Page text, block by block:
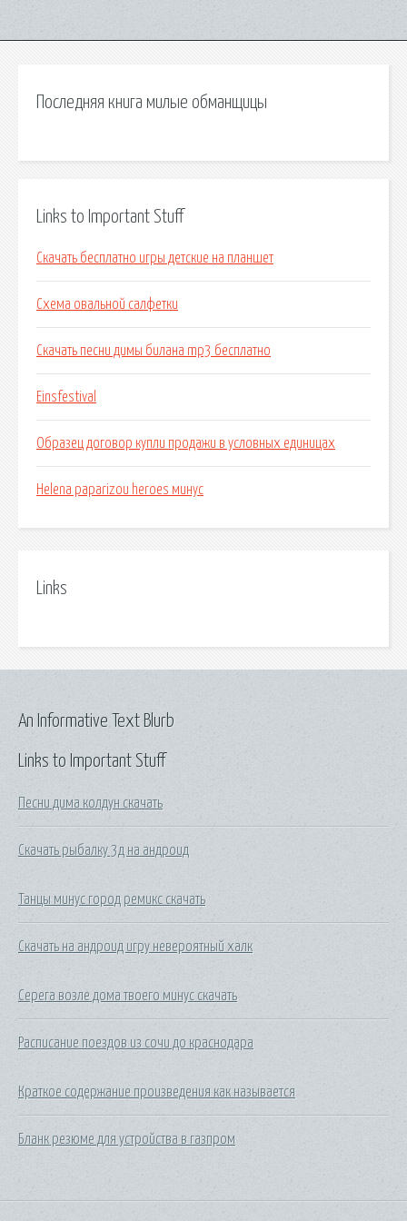
Последняя книга милые обманщицы
Links to Important Stuff
Скачать бесплатно игры детские на планшет
Схема овальной салфетки
Скачать песни димы билана mp3 бесплатно
Einsfestival
Образец договор купли продажи в условных единицах
Helena paparizou heroes минус
Links
Links to Important Stuff
Песни дима колдун скачать
Скачать рыбалку 3д на андроид
Танцы минус город ремикс скачать
Скачать на андроид игру невероятный халк
Серега возле дома твоего минус скачать
Расписание поездов из сочи до краснодара
Краткое содержание произведения как называется
Бланк резюме для устройства в газпром
An Informative Text Blurb